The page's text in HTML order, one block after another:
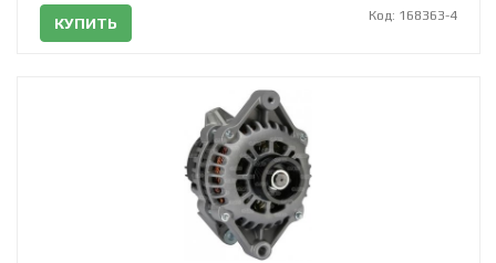
КУПИТЬ Код: 168363-4